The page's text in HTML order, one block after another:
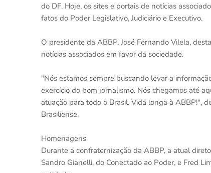
do DF. Hoje, os sites e portais de notícias
fatos do Poder Legislativo, Judiciário e Executivo.
O presidente da ABBP, José Fernando Vilela,
notícias associados em favor da sociedade.
"Nós estamos sempre buscando levar a
exercício do bom jornalismo. Nós chegamos até
atuação para todo o Brasil. Vida longa à ABBP!",
Brasiliense.
Homenagens
Durante a confraternização da ABBP, a atual
Sandro Gianelli, do Conectado ao Poder, e Fred